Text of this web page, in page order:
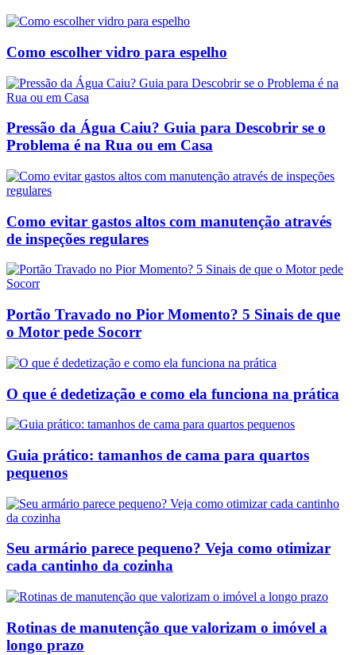
Como escolher vidro para espelho
Pressão da Água Caiu? Guia para Descobrir se o
Problema é na Rua ou em Casa
Como evitar gastos altos com manutenção através
de inspeções regulares
Portão Travado no Pior Momento? 5 Sinais de que
o Motor pede Socorr
O que é dedetização e como ela funciona na prática
Guia prático: tamanhos de cama para quartos
pequenos
Seu armário parece pequeno? Veja como otimizar
cada cantinho da cozinha
Rotinas de manutenção que valorizam o imóvel a
longo prazo